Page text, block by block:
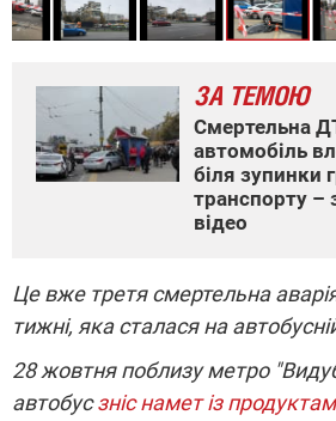
ЗА ТЕМОЮ
Смертельна
автомобіль
біля зупинки
транспорту –
відео
Це вже третя смертельна
тижні, яка сталася на
28 жовтня поблизу метро
автобусзніс намет із